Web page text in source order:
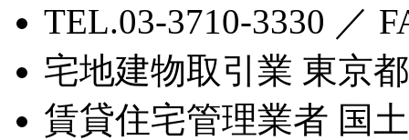
TEL.03-3710-3330 ／
宅地建物取引業 東京
賃貸住宅管理業者 国